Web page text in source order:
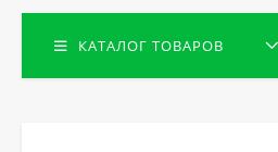
КАТАЛОГ ТОВАРОВ